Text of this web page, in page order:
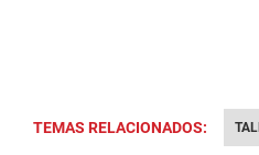
TEMAS RELACIONADOS: